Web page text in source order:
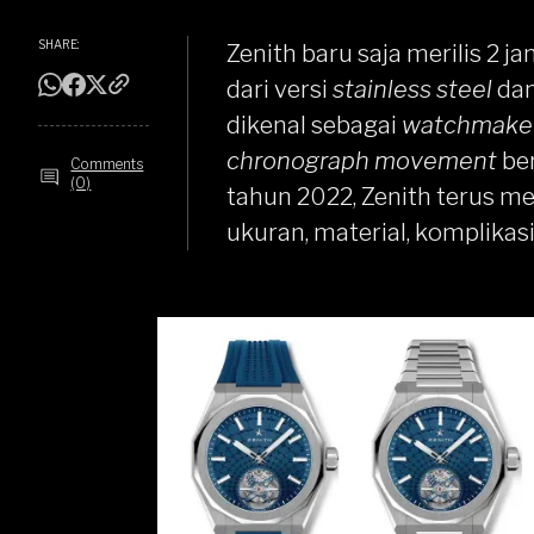
SHARE:
Comments
(0)
Zenith baru saja merilis 2
dari versi stainless steel
dikenal sebagai
chronograph movement
tahun 2022, Zenith terus
ukuran, material,